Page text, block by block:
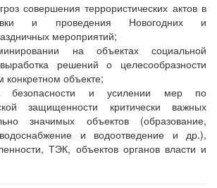
совершения террористических актов в
и проведения Новогодних и
мероприятий;
на объектах социальной
решений о целесообразности
конкретном объекте;
безопасности и усилении мер по
защищенности критически важных
значимых объектов (образование,
и водоотведение и др.),
ТЭК, объектов органов власти и